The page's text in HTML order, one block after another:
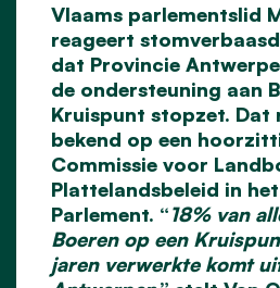
Vlaams parlementslid
reageert
dat Provincie
de ondersteuning aan
Kruispunt stopzet. Dat
bekend op een
Commissie voor
Plattelandsbeleid in
Parlement. “18% van
Boeren op een
jaren verwerkte komt